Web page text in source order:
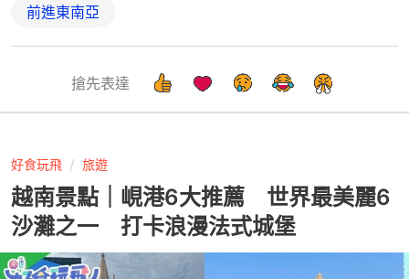
前進東南亞
搶先表達
好食玩飛 旅遊
越南景點｜峴港6大推薦 世界最美麗6
沙灘之一 打卡浪漫法式城堡